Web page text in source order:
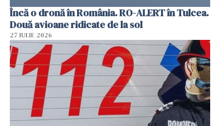
Încă o dronă în România. RO-ALERT în Tulcea.
Două avioane ridicate de la sol
27 IULIE 2026